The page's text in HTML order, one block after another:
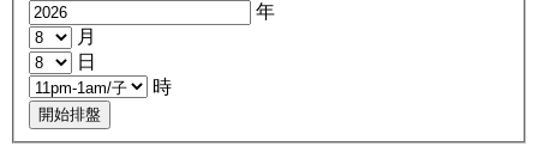
年
月
日
時
開始排盤